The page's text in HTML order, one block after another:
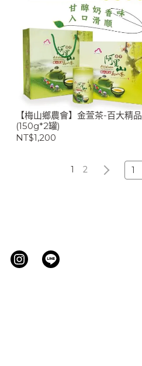
【梅山鄉農會】金萱茶-百大精品
(150g*2罐)
NT$1,200
1 2 1